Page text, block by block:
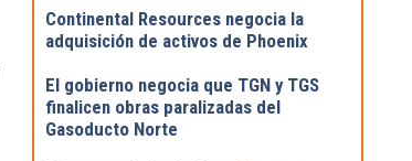
Continental Resources negocia la
adquisición de activos de Phoenix
El gobierno negocia que TGN y TGS
finalicen obras paralizadas del
Gasoducto Norte